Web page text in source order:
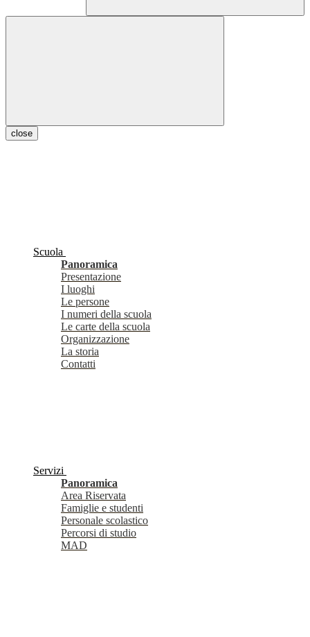
close
Scuola
Panoramica
Presentazione
I luoghi
Le persone
I numeri della scuola
Le carte della scuola
Organizzazione
La storia
Contatti
Servizi
Panoramica
Area Riservata
Famiglie e studenti
Personale scolastico
Percorsi di studio
MAD